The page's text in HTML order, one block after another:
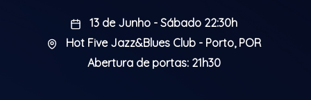
13 de Junho - Sábado 22:30h
Hot Five Jazz&Blues Club - Porto, POR
Abertura de portas: 21h30